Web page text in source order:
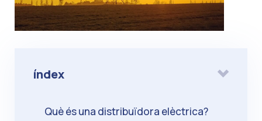
índex
Què és una distribuïdora elèctrica?